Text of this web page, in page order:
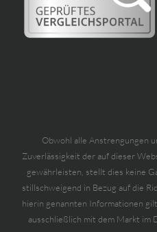
Obwohl alle Anstrengungen
Zuverlässigkeit der auf dieser
gewährleisten, stellt dies keine
stillschweigend in Bezug auf die
hierin genannten Informationen
ausschließlich mit dem Markt im